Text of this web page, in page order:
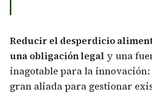
Reducir el desperdicio
una obligación legal y una
inagotable para la innovación:
gran aliada para gestionar